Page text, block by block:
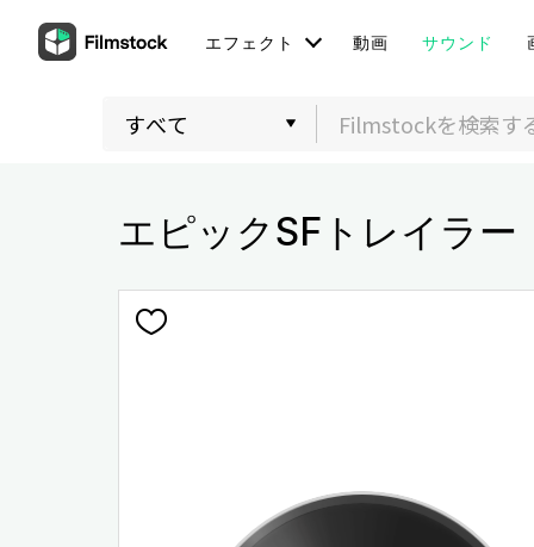
エフェクト 動画 サウンド
エピックSFトレイラー